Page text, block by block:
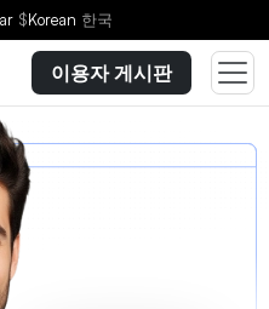
$Korean 한국
이용자 게시판